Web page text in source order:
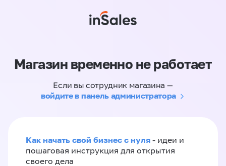
Магазин временно не работает
Если вы сотрудник магазина —
войдите в панель администратора
Как начать свой бизнес с нуля - идеи и
пошаговая инструкция для открытия
своего дела